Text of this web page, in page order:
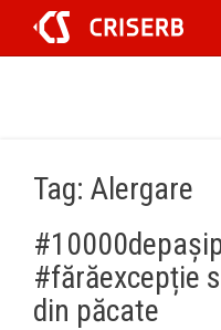
conținut
Tag: Alergare
#fărăexcepție
din păcate